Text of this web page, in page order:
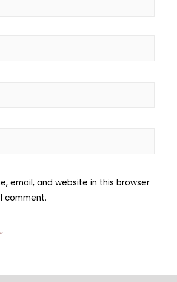
email, and website in this browser
comment.